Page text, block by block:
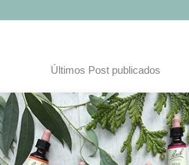
Últimos Post publicados